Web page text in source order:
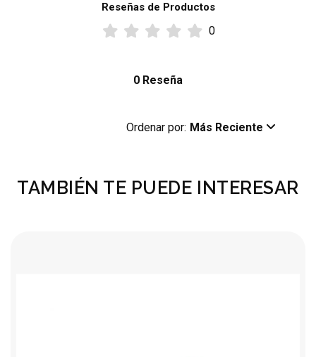
Reseñas de Productos
0
0 Reseña
Ordenar por: Más Reciente
TAMBIÉN TE PUEDE INTERESAR